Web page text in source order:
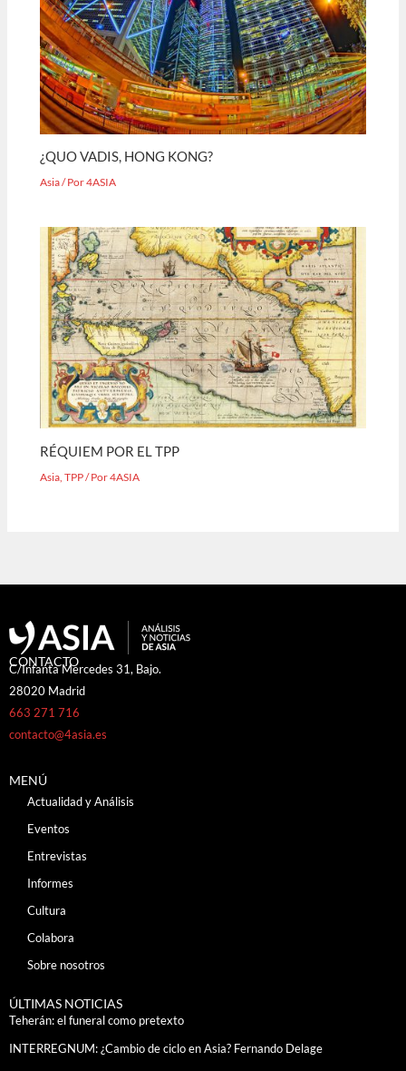
¿QUO VADIS, HONG KONG?
Asia/ Por4ASIA
RÉQUIEM POR EL TPP
Asia ,TPP/ Por4ASIA
CONTACTO
C/Infanta Mercedes 31, Bajo.
28020 Madrid
663 271 716
contacto@4asia.es
MENÚ
Actualidad y Análisis
Eventos
Entrevistas
Informes
Cultura
Colabora
Sobre nosotros
ÚLTIMAS NOTICIAS
Teherán: el funeral como pretexto
INTERREGNUM: ¿Cambio de ciclo en Asia? Fernando Delage